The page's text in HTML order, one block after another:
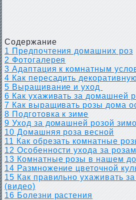
Содержание
1 Предпочтения домашних роз
2 Фотогалерея
3 Адаптация к комнатным
4 Как пересадить
5 Выращивание и уход
6 Как ухаживать за домашней
7 Как выращивать розы дома
8 Подготовка к зиме
9 Уход за домашней розой
10 Домашняя роза весной
11 Как обрезать комнатные
12 Особенности ухода за
13 Комнатные розы в нашем
14 Размножение цветочной
15 Как правильно ухаживать
(видео)
16 Болезни растения